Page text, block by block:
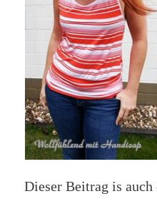
Dieser Beitrag is